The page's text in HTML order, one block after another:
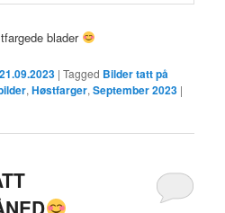
blader
|Tagged Bilder tatt på
,Høstfarger,September 2023 |